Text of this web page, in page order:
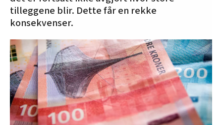
tilleggene blir. Dette får en rekke
konsekvenser.